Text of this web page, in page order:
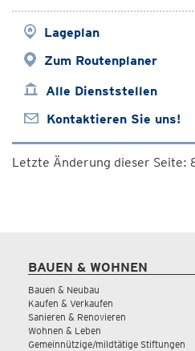
Lageplan
Zum Routenplaner
Alle Dienststellen
Kontaktieren Sie uns!
Letzte Änderung dieser Seite:
BAUEN & WOHNEN
Bauen & Neubau
Kaufen & Verkaufen
Sanieren & Renovieren
Wohnen & Leben
Gemeinnützige/mildtätige Stiftungen